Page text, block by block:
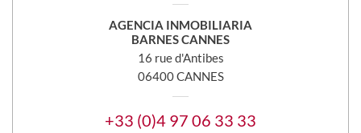
AGENCIA INMOBILIARIA
BARNES CANNES
16 rue d'Antibes
06400 CANNES
+33 (0)4 97 06 33 33